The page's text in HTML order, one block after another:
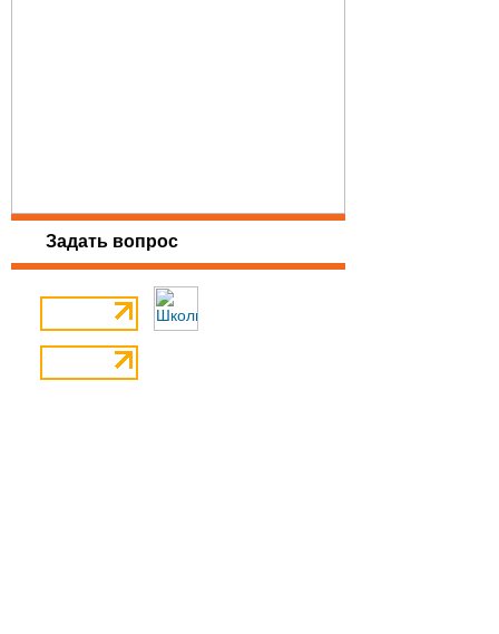
Задать вопрос